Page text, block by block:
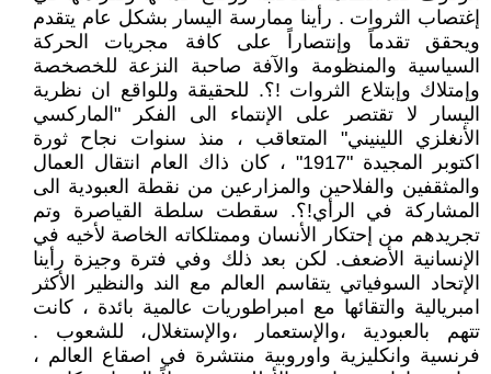
إغتصاب الثروات . رأينا ممارسة اليسار بشكل عام يتقدم
ويحقق تقدماً وإنتصاراً على كافة مجريات الحركة
السياسية والمنظومة والآفة صاحبة النزعة للخصخصة
وإمتلاك وإبتلاع الثروات !؟. للحقيقة وللواقع ان نظرية
اليسار لا تقتصر على الإنتماء الى الفكر "الماركسي
الأنغلزي اللينيني" المتعاقب ، منذ سنوات نجاح ثورة
اكتوبر المجيدة "1917" ، كان ذاك العام انتقال العمال
والمثقفين والفلاحين والمزارعين من نقطة العبودية الى
المشاركة في الرأي!؟. سقطت سلطة القياصرة وتم
تجريدهم من إحتكار الأنسان وممتلكاته الخاصة لأخيه في
الإنسانية الأضعف. لكن بعد ذلك وفي فترة وجيزة رأينا
الإتحاد السوفياتي يتقاسم العالم مع الند والنظير الأكثر
امبريالية والتقائها مع امبراطوريات عالمية بائدة ، كانت
تتهم بالعبودية ،والإستعمار ،والإستغلال، للشعوب .
فرنسية وانكليزية واوروبية منتشرة في اصقاع العالم ،